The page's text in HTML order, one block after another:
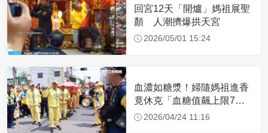
回宮12天「開爐」媽祖展聖
顏 人潮擠爆拱天宮
2026/05/01 15:24
血濃如糖漿！婦隨媽祖進香
竟休克「血糖值飆上限7
倍」 醫曝原因
2026/04/24 11:16